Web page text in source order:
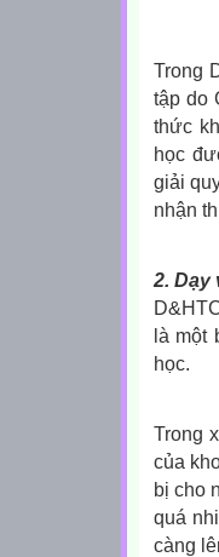
Trong
tập do
thức
học
giải
nhận
2. Dạy
là một
học.
Trong
của
bị cho
quá
càng